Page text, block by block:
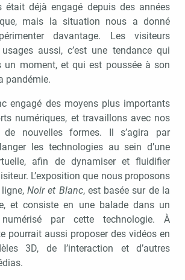
était déjà engagé depuis des années
mais la situation nous a donné
davantage. Les visiteurs
aussi, c’est une tendance qui
un moment, et qui est poussée à son
pandémie.
engagé des moyens plus importants
numériques, et travaillons avec nos
de nouvelles formes. Il s’agira par
les technologies au sein d’une
afin de dynamiser et fluidifier
L’exposition que nous proposons
Noir et Blanc, est basée sur de la
et consiste en une balade dans un
numérisé par cette technologie. À
pourrait aussi proposer des vidéos en
3D, de l’interaction et d’autres